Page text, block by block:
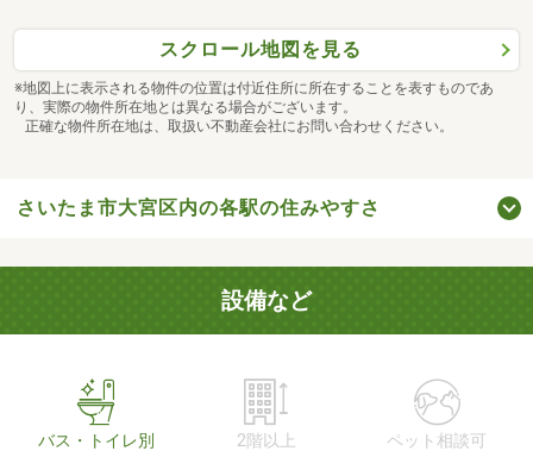
スクロール地図を見る
※地図上に表示される物件の位置は付近住所に所在することを表すものであ
り、実際の物件所在地とは異なる場合がございます。
正確な物件所在地は、取扱い不動産会社にお問い合わせください。
さいたま市大宮区内の各駅の住みやすさ
設備など
バス・トイレ別 2階以上 ペット相談可